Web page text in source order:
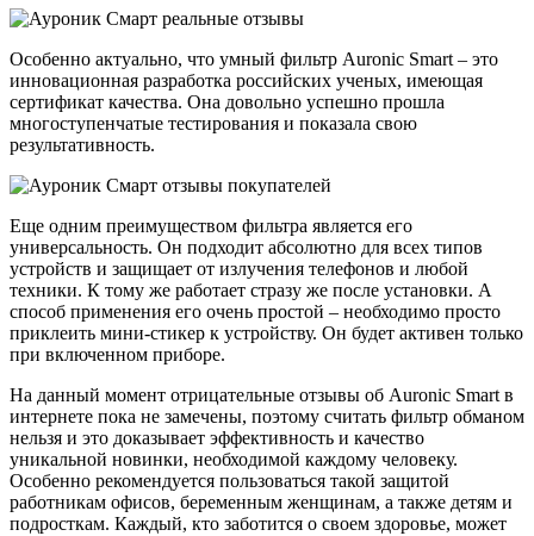
Особенно актуально, что умный фильтр Auronic Smart – это
инновационная разработка российских ученых, имеющая
сертификат качества. Она довольно успешно прошла
многоступенчатые тестирования и показала свою
результативность.
Еще одним преимуществом фильтра является его
универсальность. Он подходит абсолютно для всех типов
устройств и защищает от излучения телефонов и любой
техники. К тому же работает стразу же после установки. А
способ применения его очень простой – необходимо просто
приклеить мини-стикер к устройству. Он будет активен только
при включенном приборе.
На данный момент отрицательные отзывы об Auronic Smart в
интернете пока не замечены, поэтому считать фильтр обманом
нельзя и это доказывает эффективность и качество
уникальной новинки, необходимой каждому человеку.
Особенно рекомендуется пользоваться такой защитой
работникам офисов, беременным женщинам, а также детям и
подросткам. Каждый, кто заботится о своем здоровье, может